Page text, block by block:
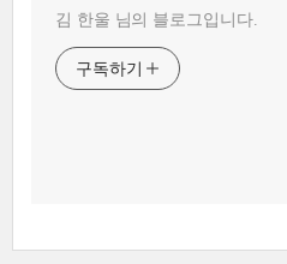
김 한울 님의 블로그입니다.
구독하기